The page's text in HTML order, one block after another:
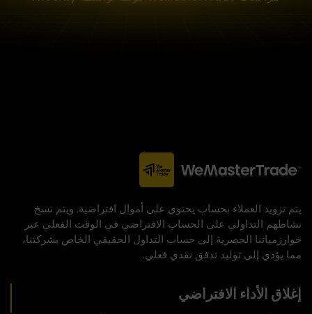
يتم تزويد العملاء بحساب يحتوي على أموال افتراضية. ويتم نسخ
نشاطهم التداولي على الحساب الافتراضي في الوقت الفعلي عبر
خوارزمياتنا الحصرية إلى حساب التداول الحقيقي الخاص بشركتنا،
مما يؤدي إلى توليد تدفق نقدي فعلي.
إغلاق الأداء الافتراضي